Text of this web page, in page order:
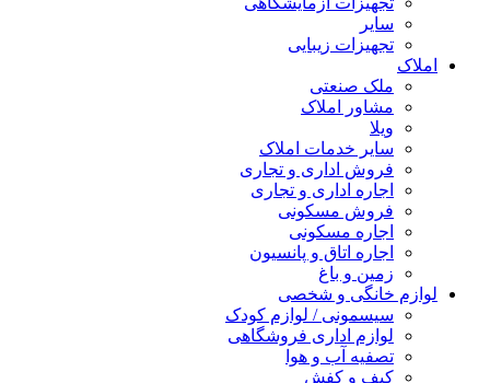
سایر
تجهیزات زیبایی
املاک
ملک صنعتی
مشاور املاک
ویلا
سایر خدمات املاک
فروش اداری و تجاری
اجاره اداری و تجاری
فروش مسکونی
اجاره مسکونی
اجاره اتاق و پانسیون
زمین و باغ
لوازم خانگی و شخصی
سیسمونی / لوازم کودک
لوازم اداری فروشگاهی
تصفیه آب و هوا
کیف و کفش